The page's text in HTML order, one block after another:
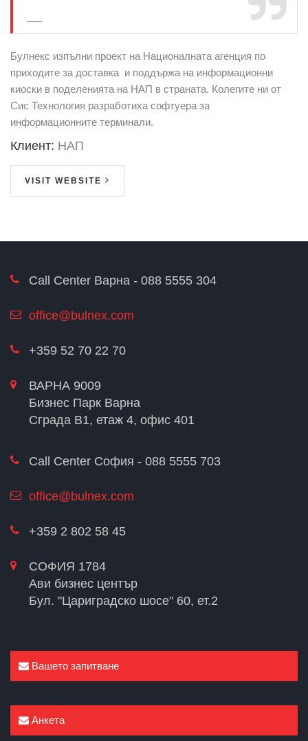
Булнекс изпълни проект на Националната агенция по
приходите за доставка и поддържа на информационни
киоски в поделенията на НАП в страната. Колегите ни от
Сис Технология разработиха софтуера за
информационните терминали.
Клиент: НАП
VISIT WEBSITE
Call Center Варна - 088 5555 304
office@bulnex.com
+359 52 70 22 70
ВАРНА 9009
Бизнес Парк Варна
Сграда В1, етаж 4, офис 401
Call Center София - 088 5555 703
office@bulnex.com
+359 2 802 58 45
СОФИЯ 1784
Ави бизнес център
Бул. "Цариградско шосе" 60, ет.2
Вашето запитване
Анкета